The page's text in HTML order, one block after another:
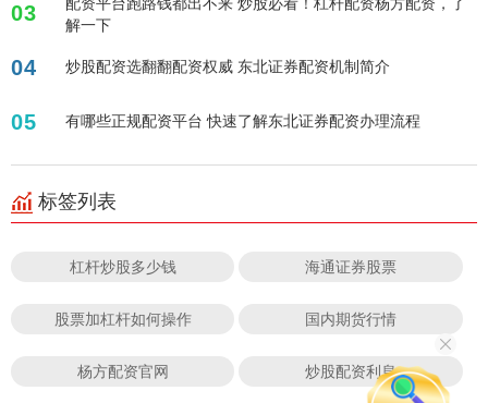
03
解一下
04 炒股配资选翻翻配资权威 东北证券配资机制简介
05 有哪些正规配资平台 快速了解东北证券配资办理流程
标签列表
杠杆炒股多少钱 海通证券股票
股票加杠杆如何操作 国内期货行情
杨方配资官网 炒股配资利息